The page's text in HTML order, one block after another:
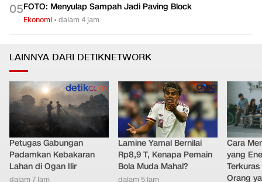
05FOTO: Menyulap Sampah Jadi Paving Block
Ekonomi •dalam 4 jam
LAINNYA DARI DETIKNETWORK
Petugas Gabungan
Padamkan Kebakaran
Lahan di Ogan Ilir
dalam 7 jam
Lamine Yamal Bernilai
Rp8,9 T, Kenapa Pemain
Bola Muda Mahal?
dalam 5 jam
Cara
yang
Orang